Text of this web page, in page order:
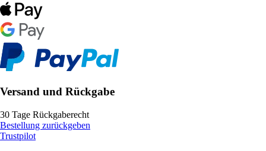
Versand und Rückgabe
30 Tage Rückgaberecht
Bestellung zurückgeben
Trustpilot